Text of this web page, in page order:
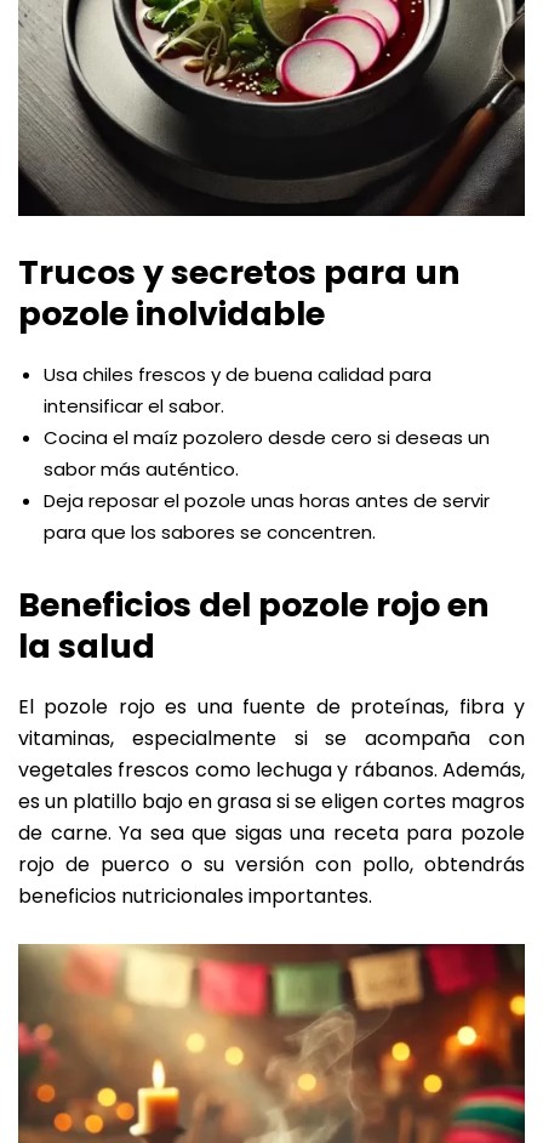
Trucos y secretos para un
pozole inolvidable
Usa chiles frescos y de buena calidad para
intensificar el sabor.
Cocina el maíz pozolero desde cero si deseas un
sabor más auténtico.
Deja reposar el pozole unas horas antes de servir
para que los sabores se concentren.
Beneficios del pozole rojo en
la salud
El pozole rojo es una fuente de proteínas, fibra y
vitaminas, especialmente si se acompaña con
vegetales frescos como lechuga y rábanos. Además,
es un platillo bajo en grasa si se eligen cortes magros
de carne. Ya sea que sigas una receta para pozole
rojo de puerco o su versión con pollo, obtendrás
beneficios nutricionales importantes.